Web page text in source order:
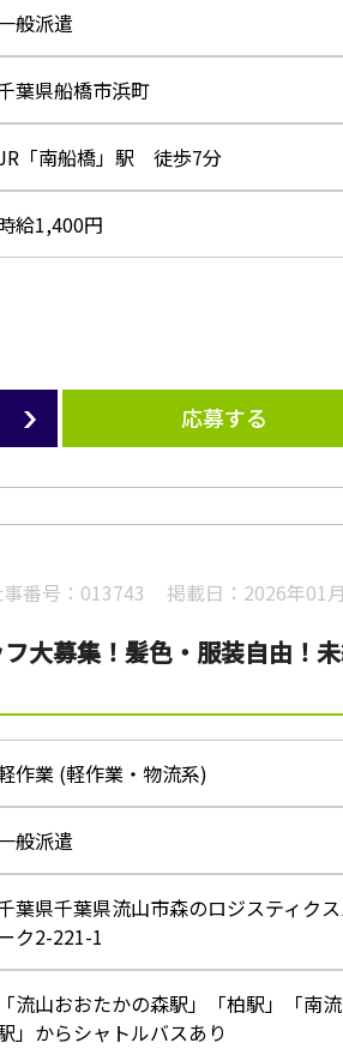
般派遣
葉県船橋市浜町
「南船橋」駅 徒歩7分
給1,400円
応募する
番号： 013743 掲載日： 2026年01
大募集！髪色・服装自由！
作業 (軽作業・物流系)
般派遣
葉県千葉県流山市森のロジスティク
ク2-221-1
「流山おおたかの森駅」「柏駅」「南
」からシャトルバスあり